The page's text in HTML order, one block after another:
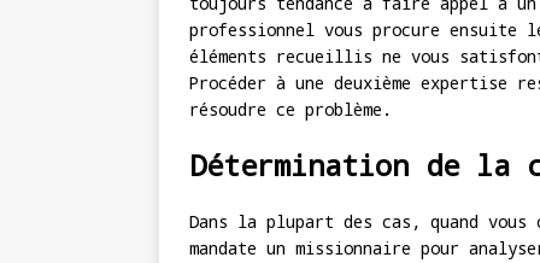
professionnel vous procure
éléments recueillis ne vous
Procéder à une deuxième expertise
résoudre ce problème.
Détermination de la
Dans la plupart des cas, quand
mandate un missionnaire pour